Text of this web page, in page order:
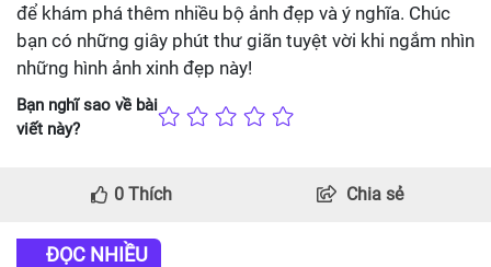
để khám phá thêm nhiều bộ ảnh đẹp và ý nghĩa. Chúc
bạn có những giây phút thư giãn tuyệt vời khi ngắm nhìn
những hình ảnh xinh đẹp này!
Bạn nghĩ sao về bài
viết này?
0 Thích Chia sẻ
ĐỌC NHIỀU